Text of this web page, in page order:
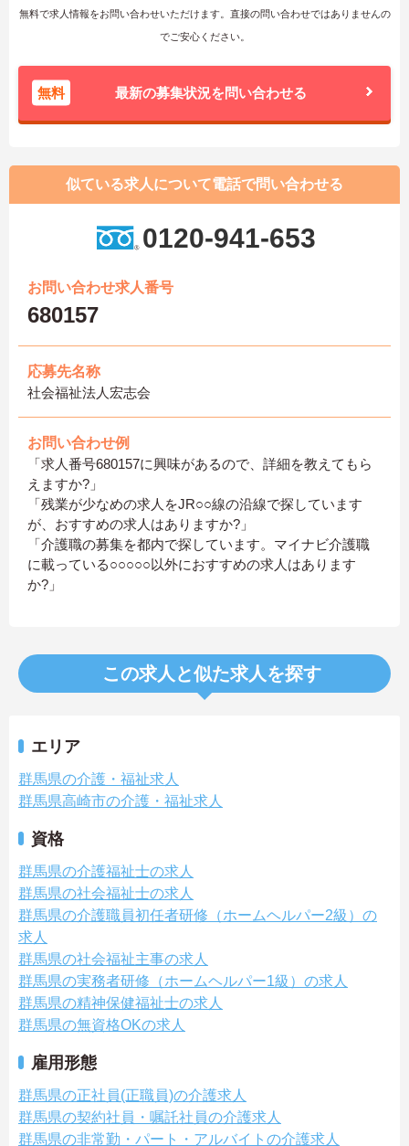
無料で求人情報をお問い合わせいただけます。直接の問い合わせではありませんの
でご安心ください。
無料 最新の募集状況を問い合わせる
似ている求人について電話で問い合わせる
0120-941-653
お問い合わせ求人番号
680157
応募先名称
社会福祉法人宏志会
お問い合わせ例
「求人番号680157に興味があるので、詳細を教えてもら
えますか?」
「残業が少なめの求人をJR○○線の沿線で探しています
が、おすすめの求人はありますか?」
「介護職の募集を都内で探しています。マイナビ介護職
に載っている○○○○○以外におすすめの求人はあります
か?」
この求人と似た求人を探す
エリア
群馬県の介護・福祉求人
群馬県高崎市の介護・福祉求人
資格
群馬県の介護福祉士の求人
群馬県の社会福祉士の求人
群馬県の介護職員初任者研修（ホームヘルパー2級）の
求人
群馬県の社会福祉主事の求人
群馬県の実務者研修（ホームヘルパー1級）の求人
群馬県の精神保健福祉士の求人
群馬県の無資格OKの求人
雇用形態
群馬県の正社員(正職員)の介護求人
群馬県の契約社員・嘱託社員の介護求人
群馬県の非常勤・パート・アルバイトの介護求人